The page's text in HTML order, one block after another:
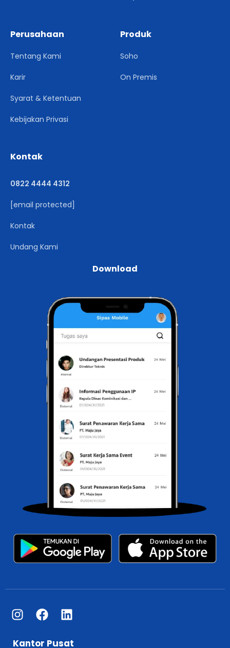
Perusahaan
Tentang Kami
Karir
Syarat & Ketentuan
Kebijakan Privasi
Produk
Soho
On Premis
Kontak
0822 4444 4312
[email protected]
Kontak
Undang Kami
Download
Kantor Pusat